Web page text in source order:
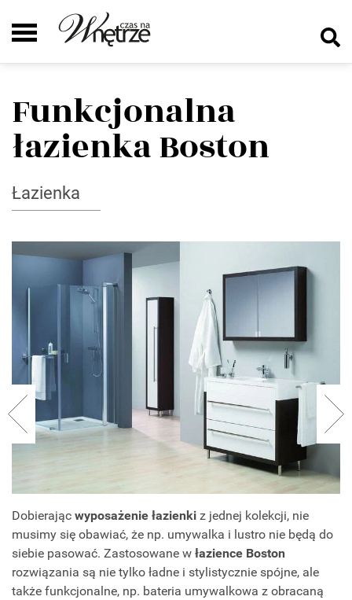
Funkcjonalna
łazienka Boston
Łazienka
Dobierając wyposażenie łazienki z jednej kolekcji, nie
musimy się obawiać, że np. umywalka i lustro nie będą do
siebie pasować. Zastosowane w łazience Boston
rozwiązania są nie tylko ładne i stylistycznie spójne, ale
także funkcjonalne, np. bateria umywalkowa z obracaną